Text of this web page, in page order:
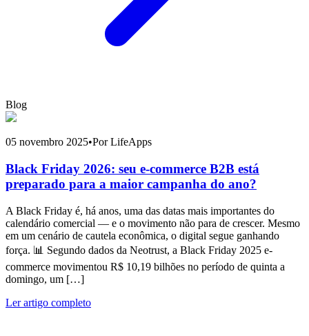
Blog
05 novembro 2025•Por LifeApps
Black Friday 2026: seu e-commerce B2B está
preparado para a maior campanha do ano?
A Black Friday é, há anos, uma das datas mais importantes do
calendário comercial — e o movimento não para de crescer. Mesmo
em um cenário de cautela econômica, o digital segue ganhando
força. 📊 Segundo dados da Neotrust, a Black Friday 2025 e-
commerce movimentou R$ 10,19 bilhões no período de quinta a
domingo, um […]
Ler artigo completo